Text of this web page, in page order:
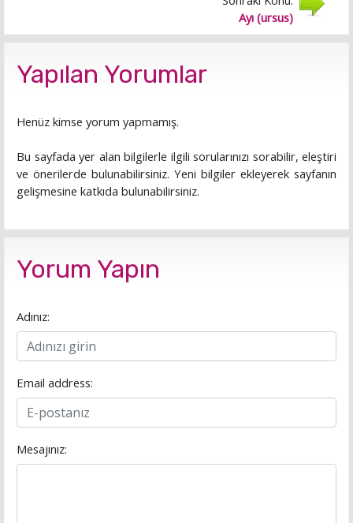
Ayı (ursus)
Yapılan Yorumlar
Henüz kimse yorum yapmamış.
Bu sayfada yer alan bilgilerle ilgili sorularınızı sorabilir, eleştiri
ve önerilerde bulunabilirsiniz. Yeni bilgiler ekleyerek sayfanın
gelişmesine katkıda bulunabilirsiniz.
Yorum Yapın
Adınız:
Email address:
Mesajınız: